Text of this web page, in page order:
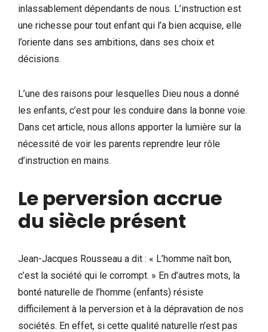
inlassablement dépendants de nous. L’instruction est
une richesse pour tout enfant qui l’a bien acquise, elle
l’oriente dans ses ambitions, dans ses choix et
décisions.
L’une des raisons pour lesquelles Dieu nous a donné
les enfants, c’est pour les conduire dans la bonne voie.
Dans cet article, nous allons apporter la lumière sur la
nécessité de voir les parents reprendre leur rôle
d’instruction en mains.
Le perversion accrue
du siècle présent
Jean-Jacques Rousseau a dit : « L’homme naît bon,
c’est la société qui le corrompt. » En d’autres mots, la
bonté naturelle de l’homme (enfants) résiste
difficilement à la perversion et à la dépravation de nos
sociétés. En effet, si cette qualité naturelle n’est pas